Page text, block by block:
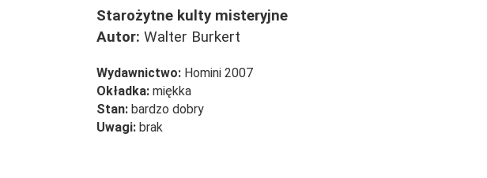
Starożytne kulty misteryjne
Autor: Walter Burkert
Wydawnictwo: Homini 2007
Okładka: miękka
Stan: bardzo dobry
Uwagi: brak